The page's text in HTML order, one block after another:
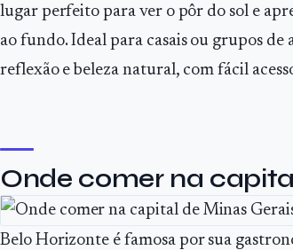
lugar perfeito para ver o pôr do sol e
ao fundo. Ideal para casais ou grupos
reflexão e beleza natural, com fácil
Onde comer na
Belo Horizonte é famosa por sua